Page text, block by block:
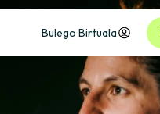
Bulego Birtuala